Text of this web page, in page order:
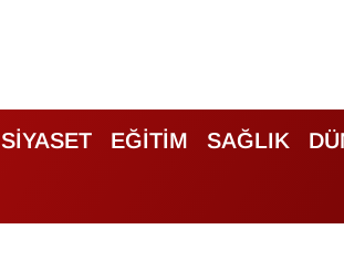
SİYASET EĞİTİM SAĞLIK